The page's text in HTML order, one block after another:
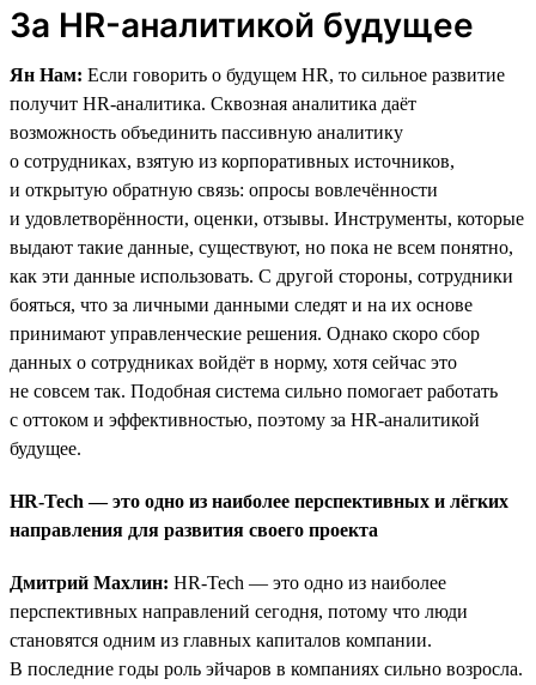
За HR-аналитикой будущее
Ян Нам: Если говорить о будущем HR, то сильное развитие
получит HR-аналитика. Сквозная аналитика даёт
возможность объединить пассивную аналитику
о сотрудниках, взятую из корпоративных источников,
и открытую обратную связь: опросы вовлечённости
и удовлетворённости, оценки, отзывы. Инструменты, которые
выдают такие данные, существуют, но пока не всем понятно,
как эти данные использовать. С другой стороны, сотрудники
бояться, что за личными данными следят и на их основе
принимают управленческие решения. Однако скоро сбор
данных о сотрудниках войдёт в норму, хотя сейчас это
не совсем так. Подобная система сильно помогает работать
с оттоком и эффективностью, поэтому за HR-аналитикой
будущее.
HR-Tech — это одно из наиболее перспективных и лёгких
направления для развития своего проекта
Дмитрий Махлин: HR-Tech — это одно из наиболее
перспективных направлений сегодня, потому что люди
становятся одним из главных капиталов компании.
В последние годы роль эйчаров в компаниях сильно возросла.